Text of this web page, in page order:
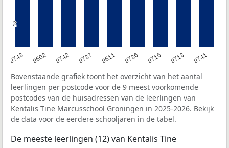
9743 9602 9742 9737 9611 9736 9715 9713 9741
2
2
Bovenstaande grafiek toont het overzicht van het aantal
leerlingen per postcode voor de 9 meest voorkomende
postcodes van de huisadressen van de leerlingen van
Kentalis Tine Marcusschool Groningen in 2025-2026. Bekijk
de data voor de eerdere schooljaren in de tabel.
De meeste leerlingen (12) van Kentalis Tine